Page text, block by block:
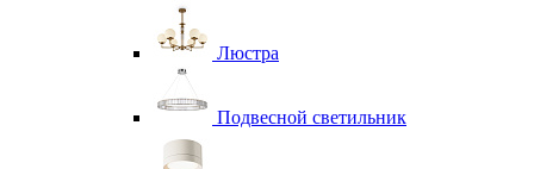
Люстра
Подвесной светильник